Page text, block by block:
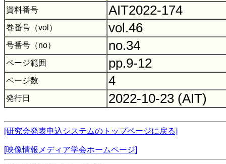
資料番号 AIT2022-174
巻番号（vol） vol.46
号番号（no） no.34
ページ範囲 pp.9-12
ページ数 4
発行日 2022-10-23 (AIT)
[研究会発表申込システムのトップページに戻る]
[映像情報メディア学会ホームページ]